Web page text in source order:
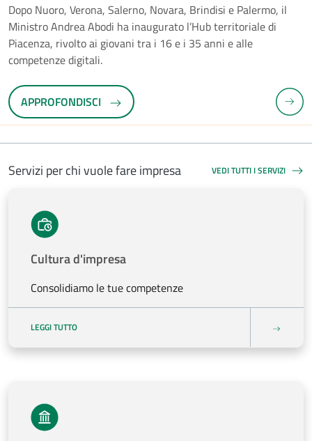
PRECEDENTE
Dopo Nuoro, Verona, Salerno, Novara, Brindisi e Palermo, il
Ministro Andrea Abodi ha inaugurato l’Hub territoriale di
Piacenza, rivolto ai giovani tra i 16 e i 35 anni e alle
competenze digitali.
APPROFONDISCI
Servizi per chi vuole fare impresa VEDI TUTTI I SERVIZI
SERVIZI PER CHI VUOLE
Cultura d'impresa
Consolidiamo le tue competenze
LEGGI TUTTO